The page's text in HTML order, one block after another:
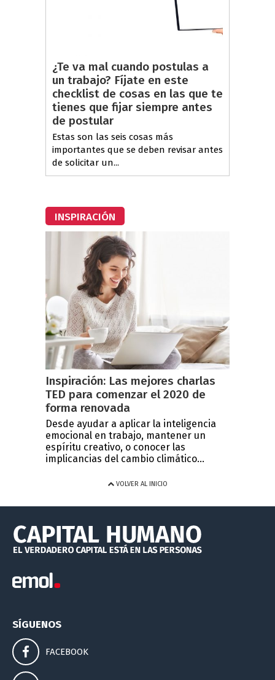
¿Te va mal cuando postulas a
un trabajo? Fíjate en este
checklist de cosas en las que te
tienes que fijar siempre antes
de postular
Estas son las seis cosas más
importantes que se deben revisar antes
de solicitar un...
INSPIRACIÓN
Inspiración: Las mejores charlas
TED para comenzar el 2020 de
forma renovada
Desde ayudar a aplicar la inteligencia
emocional en trabajo, mantener un
espíritu creativo, o conocer las
implicancias del cambio climático...
VOLVER AL INICIO
SÍGUENOS
FACEBOOK